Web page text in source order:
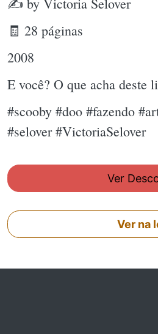
🧾 28 páginas
2008
E você? O que acha deste
#scooby #doo #fazendo
#selover #VictoriaSelover
Ver
Ver na